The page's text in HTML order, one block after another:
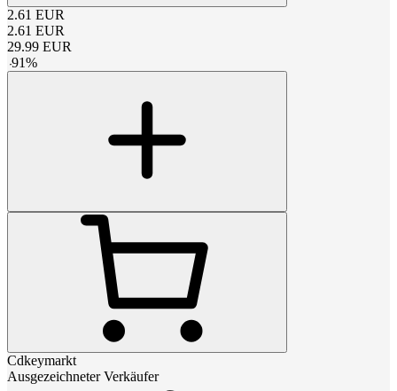
2.61 EUR
2.61 EUR
29.99 EUR
-91%
Cdkeymarkt
Ausgezeichneter Verkäufer